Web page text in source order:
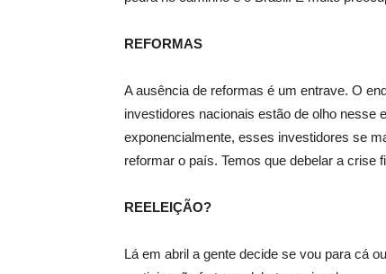
REFORMAS
A ausência de reformas é um entrave. O
investidores nacionais estão de olho nesse
exponencialmente, esses investidores se
reformar o país. Temos que debelar a crise
REELEIÇÃO?
Lá em abril a gente decide se vou para cá